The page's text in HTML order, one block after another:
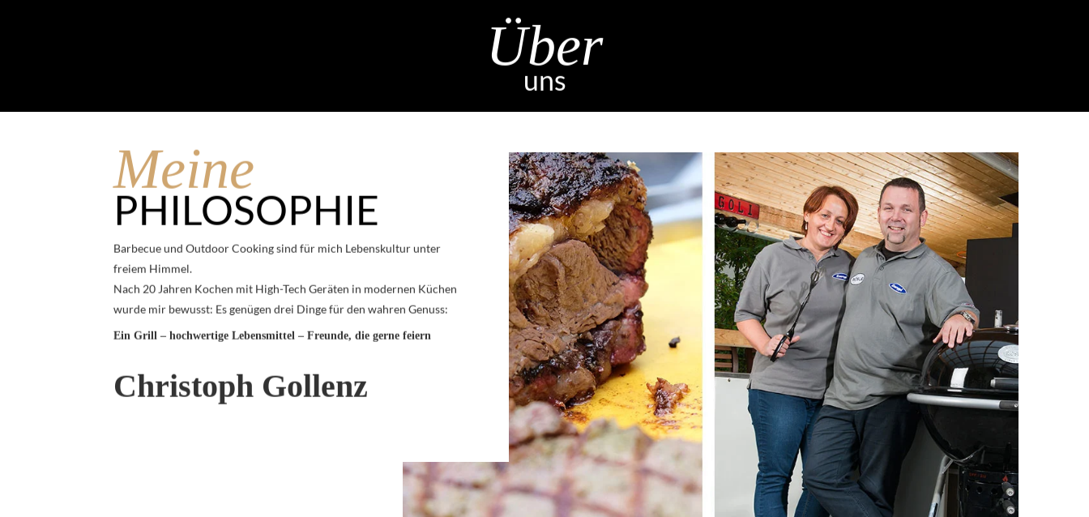
Über
uns
Meine
PHILOSOPHIE
Barbecue und Outdoor Cooking sind für mich Lebenskultur unter
freiem Himmel.
Nach 20 Jahren Kochen mit High-Tech Geräten in modernen Küchen
wurde mir bewusst: Es genügen drei Dinge für den wahren Genuss:
Ein Grill – hochwertige Lebensmittel – Freunde, die gerne feiern
Christoph Gollenz